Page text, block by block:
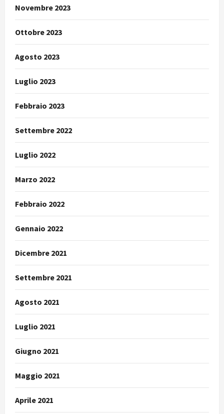
Novembre 2023
Ottobre 2023
Agosto 2023
Luglio 2023
Febbraio 2023
Settembre 2022
Luglio 2022
Marzo 2022
Febbraio 2022
Gennaio 2022
Dicembre 2021
Settembre 2021
Agosto 2021
Luglio 2021
Giugno 2021
Maggio 2021
Aprile 2021